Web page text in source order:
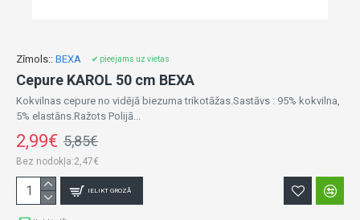
Zīmols:: BEXA ✔ pieejams uz vietas
Cepure KAROL 50 cm BEXA
Kokvilnas cepure no vidējā biezuma trikotāžas.Sastāvs : 95% kokvilna,
5% elastāns.Ražots Polijā...
2,99€ 5,85€
Bez nodokļa:2,47€
IELIKT GROZĀ